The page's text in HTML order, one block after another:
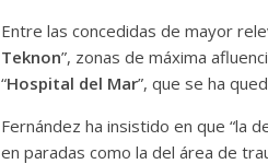
Entre las concedidas de mayor
Teknon”, zonas de máxima
“Hospital del Mar”, que se ha
Fernández ha insistido en que “la
en paradas como la del área de